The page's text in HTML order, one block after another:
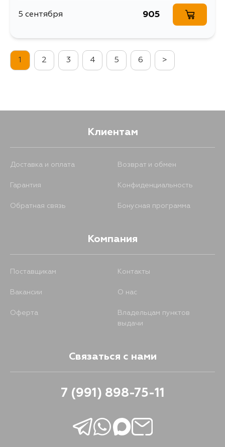
5 сентября 905
1 2 3 4 5 6 >
Клиентам
Доставка и оплата Возврат и обмен
Гарантия Конфиденциальность
Обратная связь Бонусная программа
Компания
Поставщикам Контакты
Вакансии О нас
Оферта
Владельцам пунктов
выдачи
Связаться с нами
7 (991) 898-75-11